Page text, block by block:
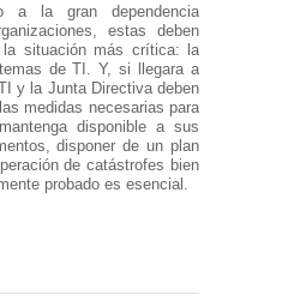
a la gran dependencia
estas deben
la situación más crítica: la
de TI. Y, si llegara a
y la Junta Directiva deben
medidas necesarias para
disponible a sus
disponer de un plan
de catástrofes bien
probado es esencial.